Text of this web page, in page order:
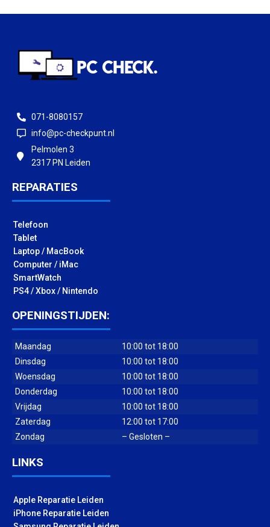
071-8080157
info@pc-checkpunt.nl
Pelmolen 3
2317 PN Leiden
REPARATIES
Telefoon
Tablet
Laptop / MacBook
Computer / iMac
SmartWatch
PS4 / Xbox / Nintendo
OPENINGSTIJDEN:
Maandag
10:00 tot 18:00
Dinsdag
10:00 tot 18:00
Woensdag
10:00 tot 18:00
Donderdag
10:00 tot 18:00
Vrijdag
10:00 tot 18:00
Zaterdag
12:00 tot 17:00
Zondag
– Gesloten –
LINKS
Apple Reparatie Leiden
iPhone Reparatie Leiden